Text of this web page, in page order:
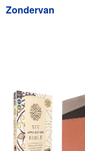
Vendedores
Zondervan